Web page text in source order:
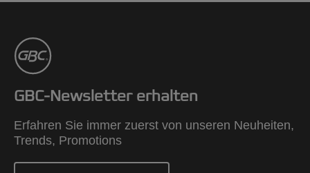
GBC-Newsletter erhalten
Erfahren Sie immer zuerst von unseren Neuheiten,
Trends, Promotions